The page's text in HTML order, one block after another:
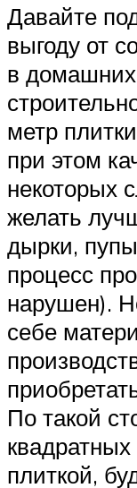
Давайте
выгоду от
в
метр
при этом
некоторых
желать
дырки,
процесс
нарушен).
себе
По такой
плиткой,